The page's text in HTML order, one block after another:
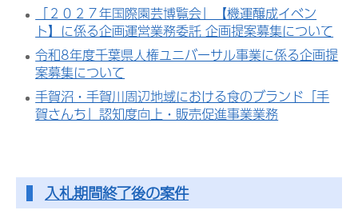
「２０２７年国際園芸博覧会」【機運醸成イベン
ト】に係る企画運営業務委託 企画提案募集について
令和8年度千葉県人権ユニバーサル事業に係る企画提
案募集について
手賀沼・手賀川周辺地域における食のブランド「手
賀さんち」認知度向上・販売促進事業業務
入札期間終了後の案件